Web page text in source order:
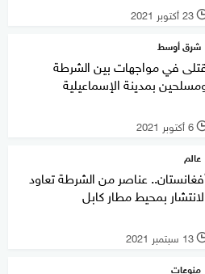
23 أكتوبر 2021
شرق أوسط
في مواجهات بين الشرطة
بمدينة الإسماعيلية
6 أكتوبر 2021
عالم
عناصر من الشرطة تعاود
بمحيط مطار كابل
13 سبتمبر 2021
منوعات